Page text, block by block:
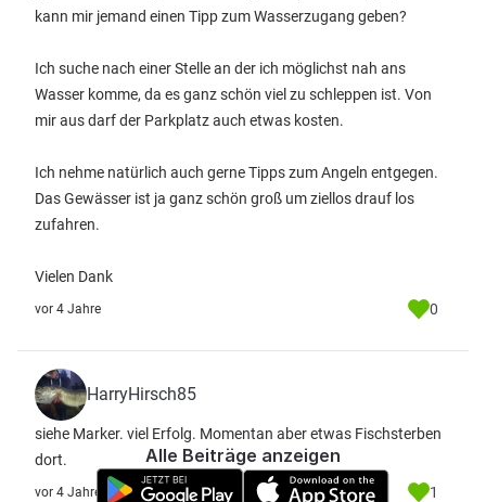
kann mir jemand einen Tipp zum Wasserzugang geben?
Ich suche nach einer Stelle an der ich möglichst nah ans
Wasser komme, da es ganz schön viel zu schleppen ist. Von
mir aus darf der Parkplatz auch etwas kosten.
Ich nehme natürlich auch gerne Tipps zum Angeln entgegen.
Das Gewässer ist ja ganz schön groß um ziellos drauf los
zufahren.
Vielen Dank
vor 4 Jahre 0
HarryHirsch85
siehe Marker. viel Erfolg. Momentan aber etwas Fischsterben
dort.
vor 4 Jahre 1
Alle Beiträge anzeigen